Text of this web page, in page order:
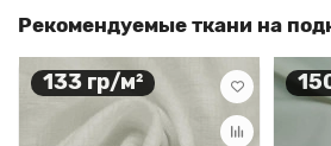
Рекомендуемые ткани на
133 гр/м²